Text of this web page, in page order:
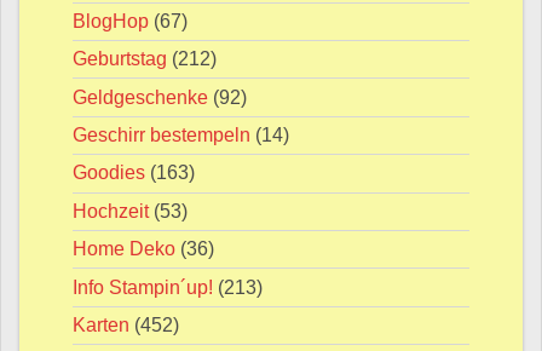
BlogHop (67)
Geburtstag (212)
Geldgeschenke (92)
Geschirr bestempeln (14)
Goodies (163)
Hochzeit(53)
Home Deko (36)
Info Stampin´up! (213)
Karten (452)